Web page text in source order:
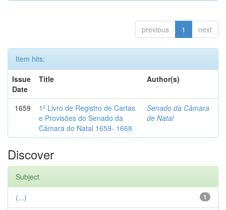
previous 1 next
Item hits:
Issue
Date
Title Author(s)
1659
1º Livro de Registro de Cartas
e Provisões do Senado da
Câmara do Natal 1659- 1668
Senado da Câmara
de Natal
Discover
Subject
1
(...)